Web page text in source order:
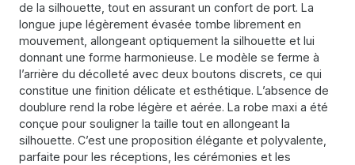
de la silhouette, tout en assurant un confort de port. La
longue jupe légèrement évasée tombe librement en
mouvement, allongeant optiquement la silhouette et lui
donnant une forme harmonieuse. Le modèle se ferme à
l’arrière du décolleté avec deux boutons discrets, ce qui
constitue une finition délicate et esthétique. L’absence de
doublure rend la robe légère et aérée. La robe maxi a été
conçue pour souligner la taille tout en allongeant la
silhouette. C’est une proposition élégante et polyvalente,
parfaite pour les réceptions, les cérémonies et les